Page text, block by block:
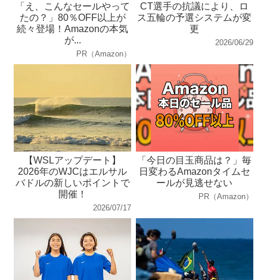
「え、こんなセールやって
たの？」80％OFF以上が
続々登場！Amazonの本気
が...
PR（Amazon）
CT選手の抗議により、ロ
ス五輪の予選システムが変
更
2026/06/29
【WSLアップデート】
2026年のWJCはエルサル
バドルの新しいポイントで
開催！
2026/07/17
「今日の目玉商品は？」毎
日変わるAmazonタイムセ
ールが見逃せない
PR（Amazon）